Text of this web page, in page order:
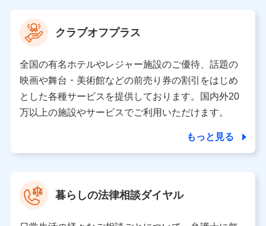
上記に係る案内・手続き・管理等付帯業務を行うため
【当該個人データの管理について責任を有する者の名称・住
所・代表者名】
当該個人データを取り扱う各共同利用者（詳細は次のとお
り）
東京都千代田区永田町2丁目11番1号 山王パークタワー
株式会社NTTドコモ 代表取締役社長 前田 義晃
東京都中央区日本橋人形町2-14-10 アーバンネット日本橋
ビル 3F
※ 当社および株式会社NTTドコモは、お客さまの情報を利
クラブオフプラス
全国の有名ホテルやレジャー施設のご優待、話題の
映画や舞台・美術館などの前売り券の割引をはじめ
とした各種サービスを提供しております。国内外20
万以上の施設やサービスでご利用いただけます。
もっと見る
暮らしの法律相談ダイヤル